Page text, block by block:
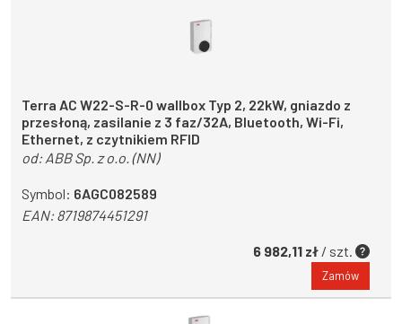
Terra AC W22-S-R-0 wallbox Typ 2, 22kW, gniazdo z
przesłoną, zasilanie z 3 faz/32A, Bluetooth, Wi-Fi,
Ethernet, z czytnikiem RFID
od: ABB Sp. z o.o. (NN)
Symbol: 6AGC082589
EAN:8719874451291
6 982,11 zł / szt.
Zamów